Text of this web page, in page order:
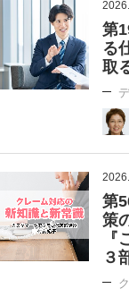
第
る
取
第
策
３